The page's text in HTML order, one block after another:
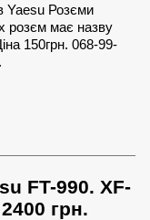
Yaesu Розєми
розєм має назву
150грн. 068-99-
FT-990. XF-
грн.